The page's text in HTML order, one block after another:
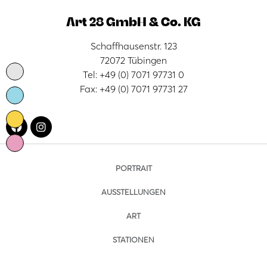
Art 28 GmbH & Co. KG
Schaffhausenstr. 123
72072 Tübingen
Tel: +49 (0) 7071 97731 0
Fax: +49 (0) 7071 97731 27
PORTRAIT
AUSSTELLUNGEN
ART
STATIONEN